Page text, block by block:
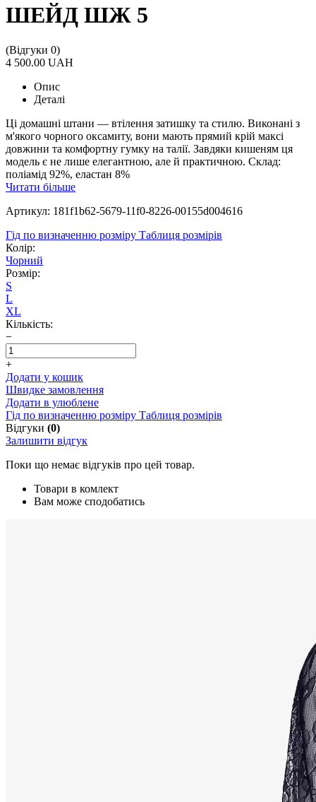
ШЕЙД ШЖ 5
(Відгуки 0)
4 500.00 UAH
Опис
Деталі
Ці домашні штани — втілення затишку та стилю. Виконані з
м'якого чорного оксамиту, вони мають прямий крій максі
довжини та комфортну гумку на талії. Завдяки кишеням ця
модель є не лише елегантною, але й практичною. Склад:
поліамід 92%, еластан 8%
Читати більше
Артикул: 181f1b62-5679-11f0-8226-00155d004616
Гід по визначенню розміру Таблиця розмірів
Колір:
Чорний
Розмір:
S
L
XL
Кількість:
−
+
Додати у кошик
Швидке замовлення
Додати в улюблене
Гід по визначенню розміру Таблиця розмірів
Відгуки (0)
Залишити відгук
Поки що немає відгуків про цей товар.
Товари в комлект
Вам може сподобатись